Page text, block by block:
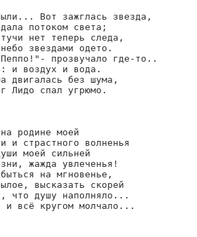
Вот зажглась звезда,
потоком света;
нет теперь следа,
звездами одето.
прозвучало где-то..
и воздух и вода.
двигалась без шума,
Лидо спал угрюмо.
родине моей
и страстного волненья
моей сильней
жажда увлеченья!
на мгновенье,
высказать скорей
что душу наполняло...
и всё кругом молчало...